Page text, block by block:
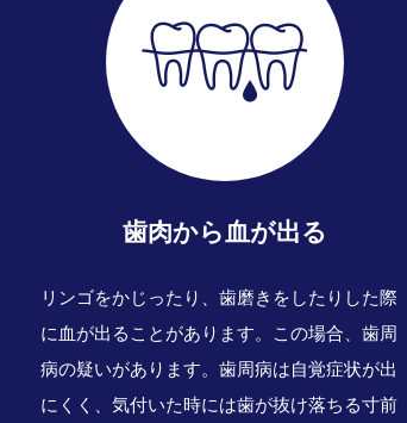
歯肉から血が出る
リンゴをかじったり、歯磨きをしたりした際
に血が出ることがあります。この場合、歯周
病の疑いがあります。歯周病は自覚症状が出
にくく、気付いた時には歯が抜け落ちる寸前